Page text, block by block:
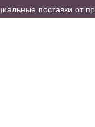
поставки от